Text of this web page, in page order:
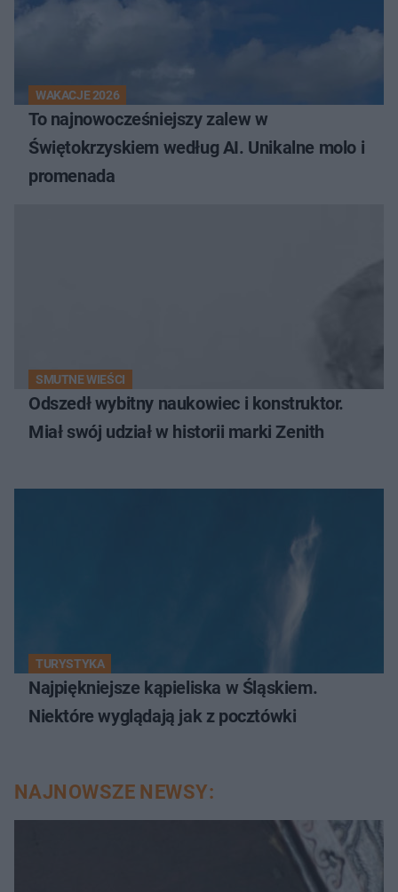
WAKACJE 2026
To najnowocześniejszy zalew w
Świętokrzyskiem według AI. Unikalne molo i
promenada
SMUTNE WIEŚCI
Odszedł wybitny naukowiec i konstruktor.
Miał swój udział w historii marki Zenith
TURYSTYKA
Najpiękniejsze kąpieliska w Śląskiem.
Niektóre wyglądają jak z pocztówki
NAJNOWSZE NEWSY: